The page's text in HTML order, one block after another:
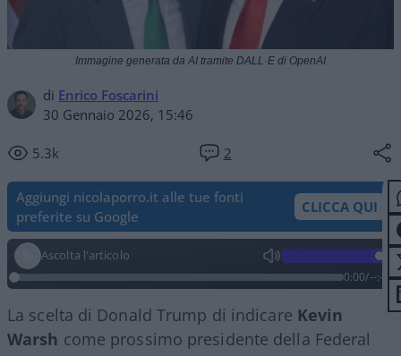
di Enrico Foscarini
30 Gennaio 2026, 15:46
5.3k 2
Immagine generata da AI tramite DALL·E di OpenAI
Aggiungi nicolaporro.it alle tue fonti
preferite su Google
CLICCA QUI
Ascolta l'articolo
0:00/--:--
La scelta di Donald Trump di indicare Kevin
Warsh come prossimo presidente della Federal